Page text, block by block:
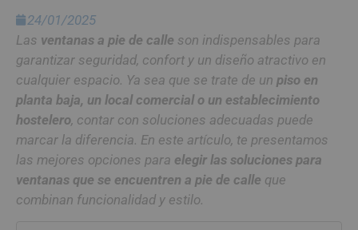
24/01/2025
Las ventanas a pie de calle son indispensables para
garantizar seguridad, confort y un diseño atractivo en
cualquier espacio. Ya sea que se trate de un piso en
planta baja, un local comercial o un establecimiento
hostelero, contar con soluciones adecuadas puede
marcar la diferencia. En este artículo, te presentamos
las mejores opciones para elegir las soluciones para
ventanas que se encuentren a pie de calle que
combinan funcionalidad y estilo.